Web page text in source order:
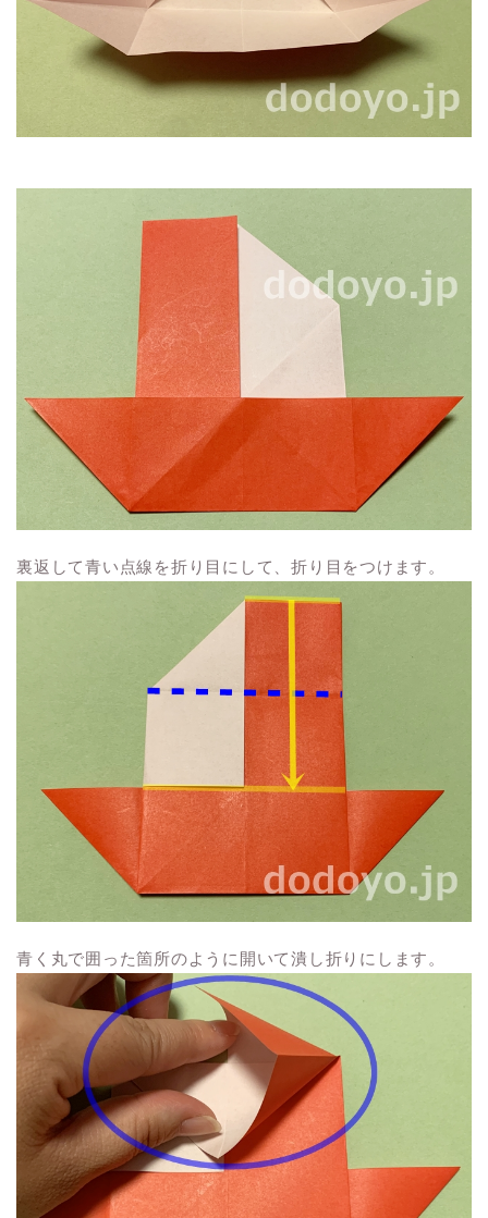
裏返して青い点線を折り目にして、折り目をつけます。
青く丸で囲った箇所のように開いて潰し折りにします。